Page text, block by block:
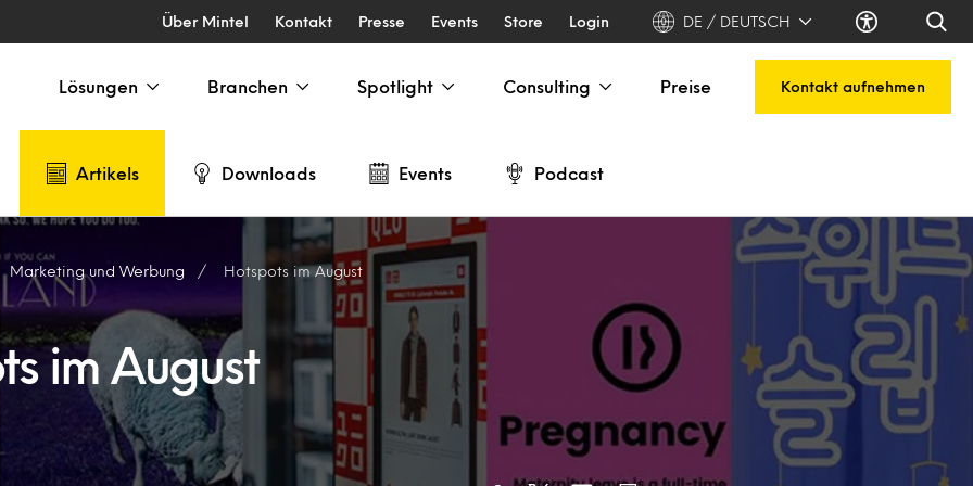
Über Mintel Kontakt Presse Events Store Login DE / DEUTSCH
Lösungen Branchen Spotlight Consulting Preise Kontakt aufnehmen
Artikels Downloads Events Podcast
Marketing und Werbung Hotspots im August
im August